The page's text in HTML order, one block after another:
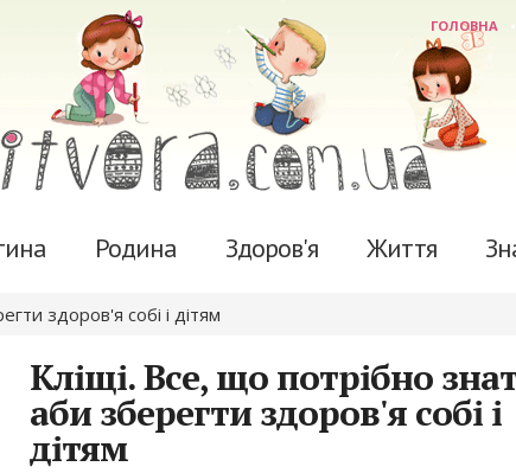
ГОЛОВНА
Родина Здоров'я Життя
здоров'я собі і дітям
Кліщі. Все, що потрібно
аби зберегти здоров'я собі і
дітям